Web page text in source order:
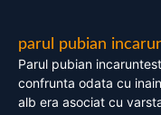
parul pubian
Parul pubian
confrunta odata cu
alb era asociat cu